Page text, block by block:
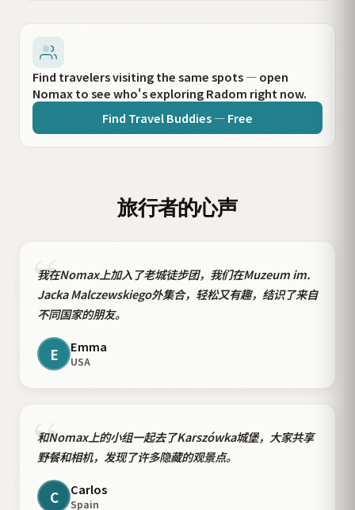
Find travelers visiting the same spots — open
Nomax to see who's exploring Radom right now.
Find Travel Buddies — Free
旅行者的心声
“
我在Nomax上加入了老城徒步团，我们在Muzeum im.
Jacka Malczewskiego外集合，轻松又有趣，结识了来自
不同国家的朋友。
E Emma
USA
“
和Nomax上的小组一起去了Karszówka城堡，大家共享
野餐和相机，发现了许多隐藏的观景点。
C Carlos
Spain